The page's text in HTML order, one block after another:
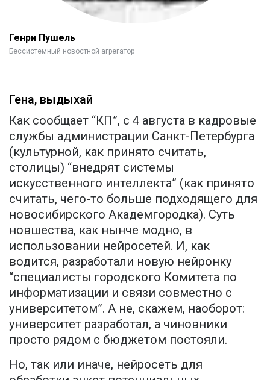
Генри Пушель
Бессистемный новостной агрегатор
Гена, выдыхай
Как сообщает “КП”, с 4 августа в кадровые
службы администрации Санкт-Петербурга
(культурной, как принято считать,
столицы) “внедрят системы
искусственного интеллекта” (как принято
считать, чего-то больше подходящего для
новосибирского Академгородка). Суть
новшества, как нынче модно, в
использовании нейросетей. И, как
водится, разработали новую нейронку
“специалисты городского Комитета по
информатизации и связи совместно с
университетом”. А не, скажем, наоборот:
университет разработал, а чиновники
просто рядом с бюджетом постояли.
Но, так или иначе, нейросеть для